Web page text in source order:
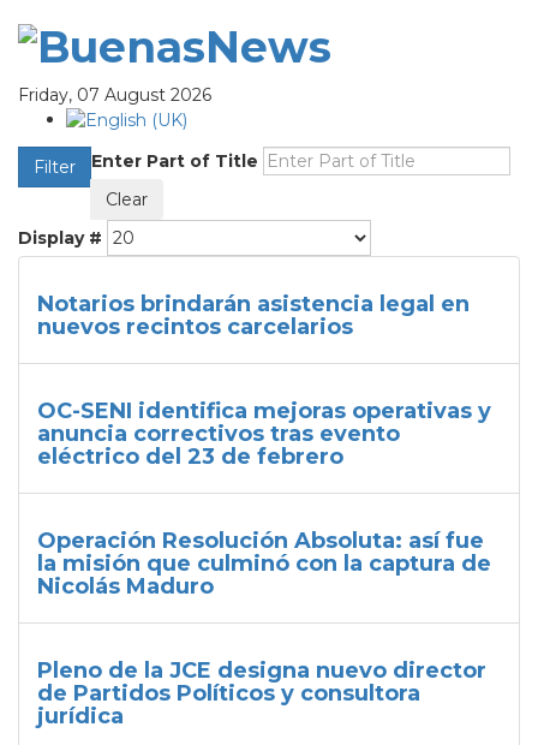
Friday, 07 August 2026
Enter Part of Title
Filter
Clear
Display #
Notarios brindarán asistencia legal en
nuevos recintos carcelarios
OC-SENI identifica mejoras operativas y
anuncia correctivos tras evento
eléctrico del 23 de febrero
Operación Resolución Absoluta: así fue
la misión que culminó con la captura de
Nicolás Maduro
Pleno de la JCE designa nuevo director
de Partidos Políticos y consultora
jurídica